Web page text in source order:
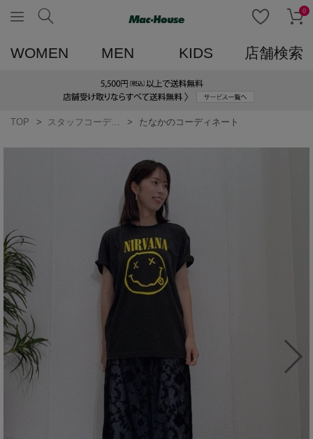
0
WOMEN MEN KIDS 店舗検索
TOP たなかのコーディネート